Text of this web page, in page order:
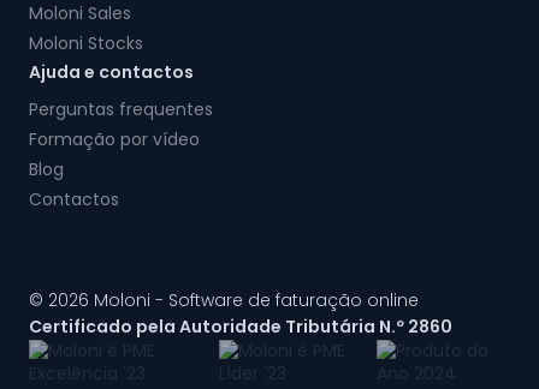
Moloni Sales
Moloni Stocks
Ajuda e contactos
Perguntas frequentes
Formação por vídeo
Blog
Contactos
© 2026 Moloni - Software de faturação online
Certificado pela Autoridade Tributária N.º 2860